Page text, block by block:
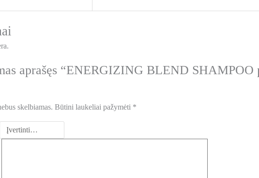
aprašęs “ENERGIZING BLEND SHAMPOO
skelbiamas. Būtini laukeliai pažymėti *